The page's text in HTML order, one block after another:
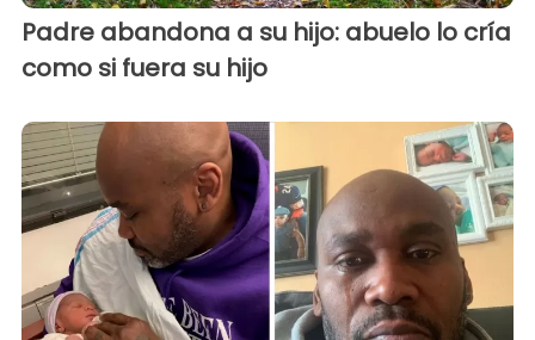
Padre abandona a su hijo: abuelo lo cría
como si fuera su hijo